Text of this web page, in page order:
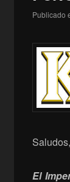
Publicado
El